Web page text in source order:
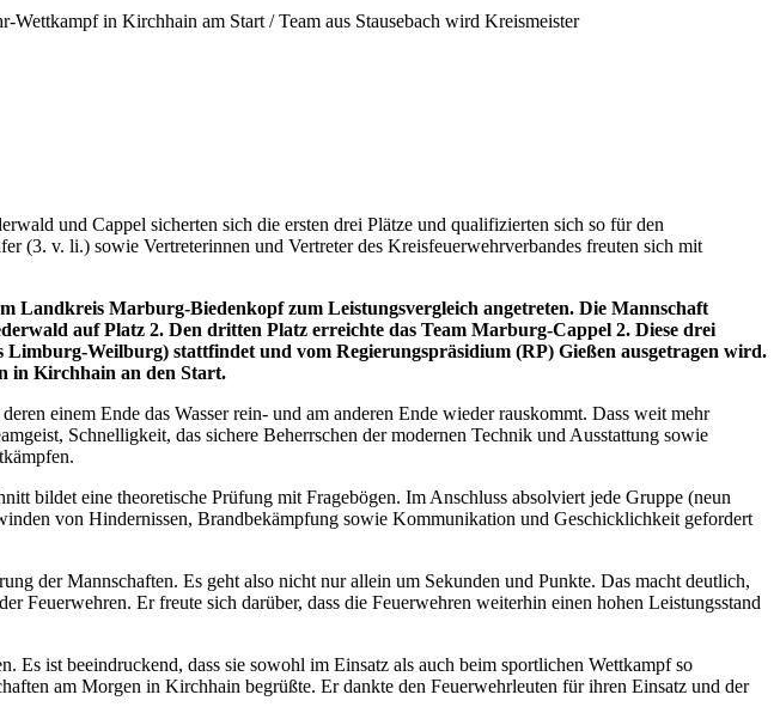
in Kirchhain am Start / Team aus Stausebach wird Kreismeister
und Cappel sicherten sich die ersten drei Plätze und qualifizierten sich so für den
(3. v. li.) sowie Vertreterinnen und Vertreter des Kreisfeuerwehrverbandes freuten sich mit
Landkreis Marburg-Biedenkopf zum Leistungsvergleich angetreten. Die Mannschaft
auf Platz 2. Den dritten Platz erreichte das Team Marburg-Cappel 2. Diese drei
Weilburg) stattfindet und vom Regierungspräsidium (RP) Gießen ausgetragen wird.
in Kirchhain an den Start.
einem Ende das Wasser rein- und am anderen Ende wieder rauskommt. Dass weit mehr
Schnelligkeit, das sichere Beherrschen der modernen Technik und Ausstattung sowie
bildet eine theoretische Prüfung mit Fragebögen. Im Anschluss absolviert jede Gruppe (neun
von Hindernissen, Brandbekämpfung sowie Kommunikation und Geschicklichkeit gefordert
der Mannschaften. Es geht also nicht nur allein um Sekunden und Punkte. Das macht deutlich,
Feuerwehren. Er freute sich darüber, dass die Feuerwehren weiterhin einen hohen Leistungsstand
Es ist beeindruckend, dass sie sowohl im Einsatz als auch beim sportlichen Wettkampf so
am Morgen in Kirchhain begrüßte. Er dankte den Feuerwehrleuten für ihren Einsatz und der